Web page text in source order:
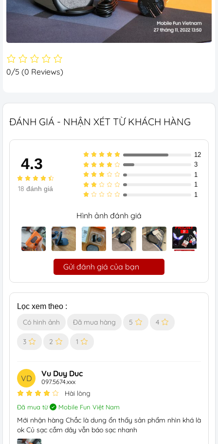
0/5 (0 Reviews)
ĐÁNH GIÁ - NHẬN XÉT TỪ KHÁCH HÀNG
4.3
18 đánh giá
12
3
1
1
1
Hình ảnh đánh giá
Gửi đánh giá của bạn
Lọc xem theo :
Có hình ảnh Đã mua hàng 5 4
3 2 1
VD Vu Duy Duc
097.5674.xxx
Hài lòng
Đã mua từ Mobile Fun Việt Nam
Mới nhận hàng Chắc là dung ổn thấy sản phẩm nhìn khá là
ok Củ sạc cắm dây vẫn báo sạc nhanh